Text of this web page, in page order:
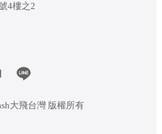
4樓之2
大飛台灣 版權所有